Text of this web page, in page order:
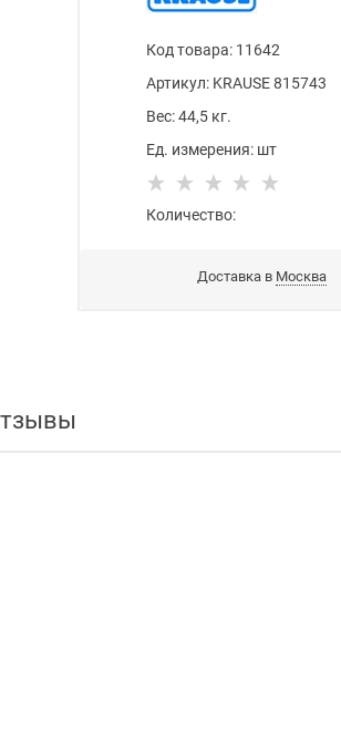
Код товара: 11642
Артикул: KRAUSE 815743
Вес: 44,5 кг.
Ед. измерения: шт
Количество:
Доставка в Москва